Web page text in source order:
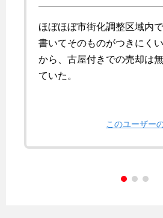
ほぼほぼ市街化調整区域内
書いてそのものがつきにく
から、古屋付きでの売却は
ていた。
このユーザー